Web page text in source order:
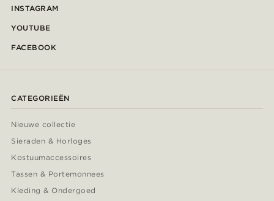
INSTAGRAM
YOUTUBE
FACEBOOK
CATEGORIEËN
Nieuwe collectie
Sieraden & Horloges
Kostuumaccessoires
Tassen & Portemonnees
Kleding & Ondergoed